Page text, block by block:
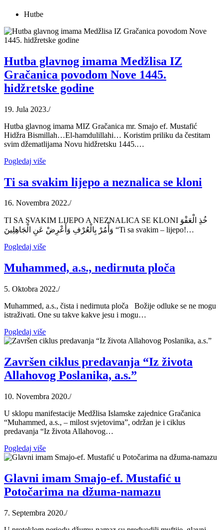
Hutbe
Hutba glavnog imama Medžlisa IZ
Gračanica povodom Nove 1445.
hidžretske godine
19. Jula 2023./
Hutba glavnog imama MIZ Gračanica mr. Smajo ef. Mustafić
Hidžra Bismillah…El-hamdulillahi… Koristim priliku da čestitam
svim džematlijama Novu hidžretsku 1445.…
Pogledaj više
Ti sa svakim lijepo a neznalica se kloni
16. Novembra 2022./
TI SA SVAKIM LIJEPO A NEZNALICA SE KLONI خُذِ الْعَفْوَ
وَأْمُرْ بِالْعُرْفِ وَأَعْرِضْ عَنِ الْجَاهِلِينَ “Ti sa svakim – lijepo!…
Pogledaj više
Muhammed, a.s., nedirnuta ploča
5. Oktobra 2022./
Muhammed, a.s., čista i nedirnuta ploča Božije odluke se ne mogu
istraživati. One su takve kakve jesu i mogu…
Pogledaj više
Završen ciklus predavanja “Iz života
Allahovog Poslanika, a.s.”
10. Novembra 2020./
U sklopu manifestacije Medžlisa Islamske zajednice Gračanica
“Muhammed, a.s., – milost svjetovima”, održan je i ciklus
predavanja “Iz života Allahovog…
Pogledaj više
Glavni imam Smajo-ef. Mustafić u
Potočarima na džuma-namazu
7. Septembra 2020./